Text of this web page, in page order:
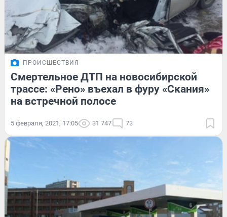
ПРОИСШЕСТВИЯ
Смертельное ДТП на новосибирской
трассе: «Рено» въехал в фуру «Скания»
на встречной полосе
5 февраля, 2021, 17:05 31 747 73